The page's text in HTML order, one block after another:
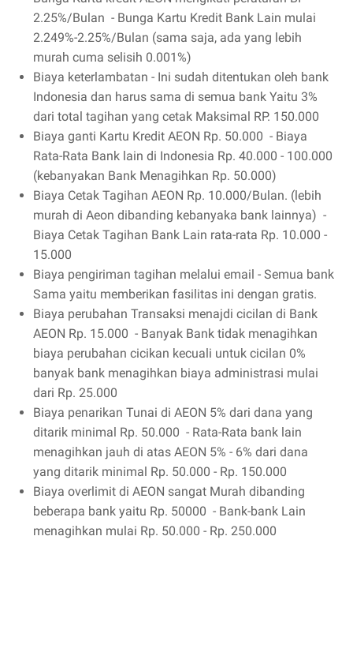
2.25%/Bulan - Bunga Kartu Kredit Bank Lain mulai
2.249%-2.25%/Bulan (sama saja, ada yang lebih
murah cuma selisih 0.001%)
Biaya keterlambatan - Ini sudah ditentukan oleh bank
Indonesia dan harus sama di semua bank Yaitu 3%
dari total tagihan yang cetak Maksimal RP. 150.000
Biaya ganti Kartu Kredit AEON Rp. 50.000 - Biaya
Rata-Rata Bank lain di Indonesia Rp. 40.000 - 100.000
(kebanyakan Bank Menagihkan Rp. 50.000)
Biaya Cetak Tagihan AEON Rp. 10.000/Bulan. (lebih
murah di Aeon dibanding kebanyaka bank lainnya) -
Biaya Cetak Tagihan Bank Lain rata-rata Rp. 10.000 -
15.000
Biaya pengiriman tagihan melalui email - Semua bank
Sama yaitu memberikan fasilitas ini dengan gratis.
Biaya perubahan Transaksi menajdi cicilan di Bank
AEON Rp. 15.000 - Banyak Bank tidak menagihkan
biaya perubahan cicikan kecuali untuk cicilan 0%
banyak bank menagihkan biaya administrasi mulai
dari Rp. 25.000
Biaya penarikan Tunai di AEON 5% dari dana yang
ditarik minimal Rp. 50.000 - Rata-Rata bank lain
menagihkan jauh di atas AEON 5% - 6% dari dana
yang ditarik minimal Rp. 50.000 - Rp. 150.000
Biaya overlimit di AEON sangat Murah dibanding
beberapa bank yaitu Rp. 50000 - Bank-bank Lain
menagihkan mulai Rp. 50.000 - Rp. 250.000